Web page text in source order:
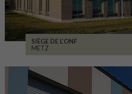
SIÈGE DE L’ONF
METZ